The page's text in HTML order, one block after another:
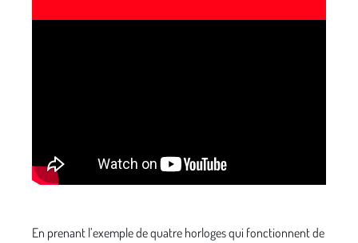
En prenant l’exemple de quatre horloges qui fonctionnent de